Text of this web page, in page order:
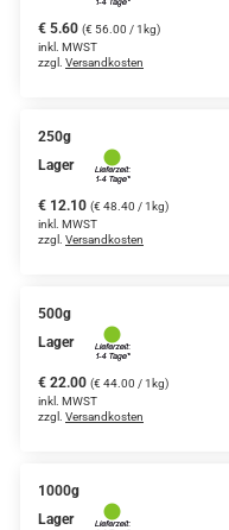
Aromatisierter Grüntee
Früchtetee
€ 5.60 (€ 56.00 / 1kg)
inkl. MWST
zzgl. Versandkosten
250g
Lager
€ 12.10 (€ 48.40 / 1kg)
inkl. MWST
zzgl. Versandkosten
500g
Lager
€ 22.00 (€ 44.00 / 1kg)
inkl. MWST
zzgl. Versandkosten
1000g
Lager